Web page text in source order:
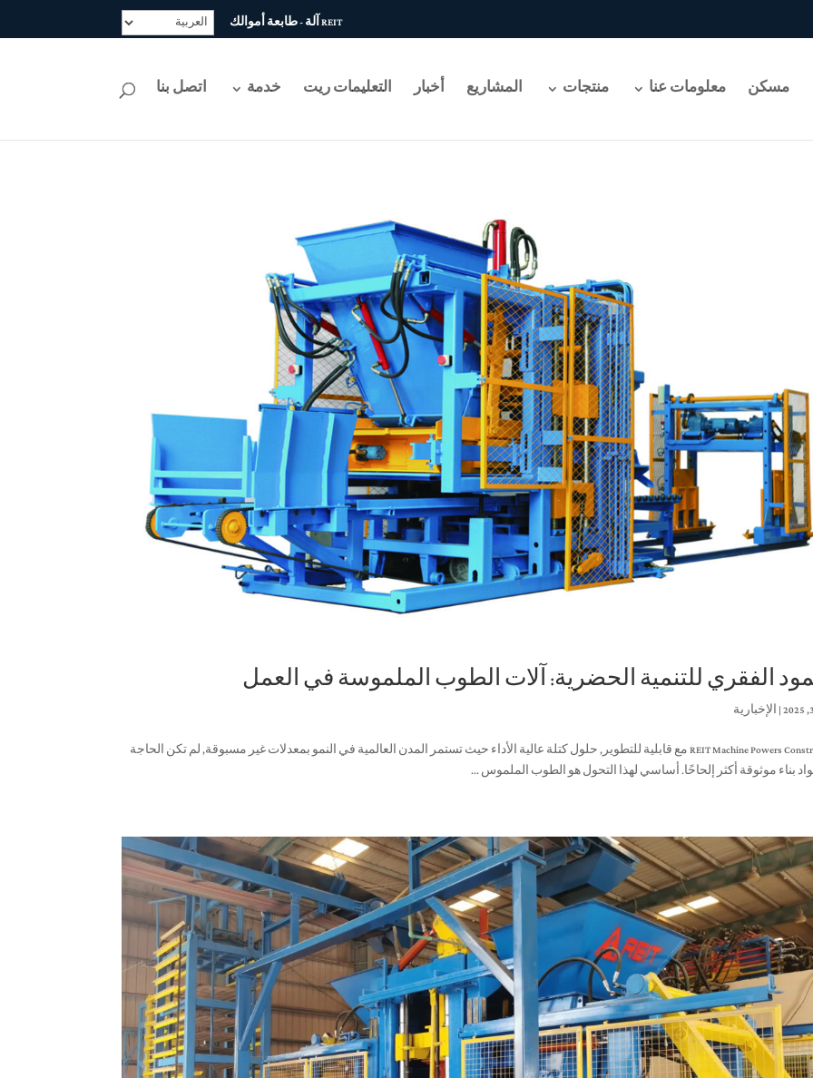
REIT آلة - طابعة أموالك
مسكن معلومات عنا منتجات المشاريع أخبار التعليمات ريت خدمة اتصل بنا
الفقري للتنمية الحضرية: آلات الطوب الملموسة في العمل
| الإخبارية
REIT Machine Powers Construction مع قابلية للتطوير, حلول كتلة عالية الأداء حيث تستمر المدن العالمية في النمو بمعدلات غير مسبوقة, لم تكن الحاجة
بناء موثوقة أكثر إلحاحًا. أساسي لهذا التحول هو الطوب الملموس ...